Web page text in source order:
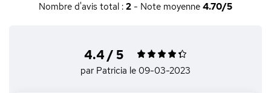
Nombre d'avis total : 2 - Note moyenne 4.70/5
4.4 / 5
par Patricia le 09-03-2023